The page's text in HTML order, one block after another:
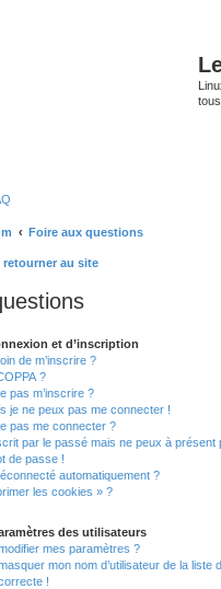
tous.
Foire aux questions
au site
et d’inscription
de m’inscrire ?
?
pas m’inscrire ?
je ne peux pas me connecter !
pas me connecter ?
par le passé mais ne peux à présent
de passe !
automatiquement ?
les cookies » ?
des utilisateurs
mes paramètres ?
mon nom d’utilisateur de la liste
!